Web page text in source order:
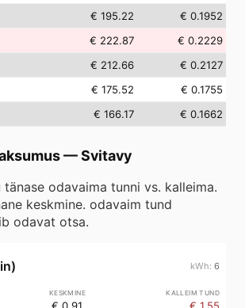
€ 195.22
€ 0.1952
€ 222.87
€ 0.2229
€ 212.66
€ 0.2127
€ 175.52
€ 0.1755
€ 166.17 € 0.1662
—Svitavy
odavaima tunni vs. kalleima.
keskmine. odavaim tund
odavat otsa.
6